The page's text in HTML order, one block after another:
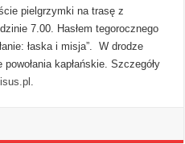
pielgrzymki na trasę z
7.00. Hasłem tegorocznego
łaska i misja”. W drodze
kapłańskie. Szczegóły